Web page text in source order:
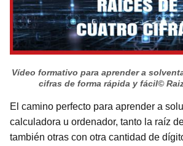
Vídeo formativo para aprender a
cifras de forma rápida y fácil©
El camino perfecto para aprender a
calculadora u ordenador, tanto la raíz
también otras con otra cantidad de